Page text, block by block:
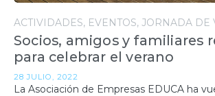
ACTIVIDADES EVENTOS JORNADA DE
Socios, amigos y familiares
para celebrar el verano
28 JULIO, 2022
La Asociación de Empresas EDUCA ha